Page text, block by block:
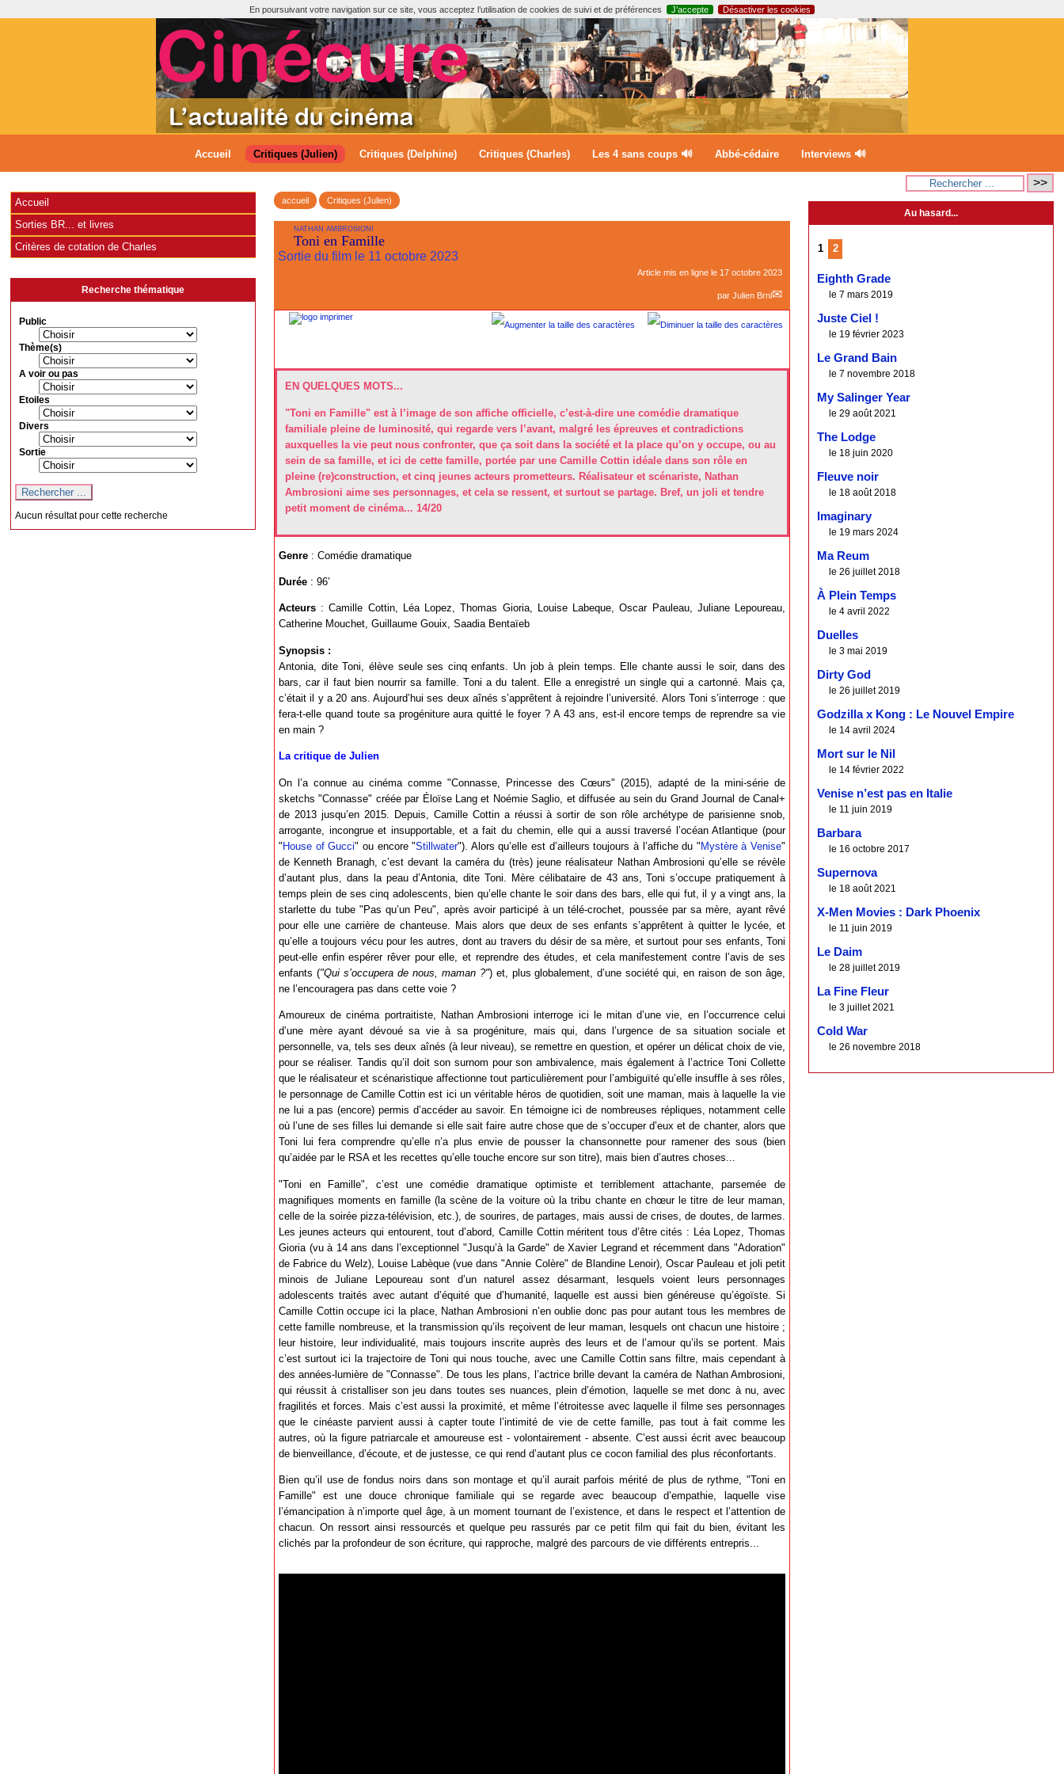
En poursuivant votre navigation sur ce site, vous acceptez l’utilisation de cookies de suivi et de préférences J’accepte Désactiver les cookies
Accueil Critiques (Julien) Critiques (Delphine) Critiques (Charles) Les 4 sans coups 🔊 Abbé-cédaire Interviews 🔊
accueil Critiques (Julien)
NATHAN AMBROSIONI
Toni en Famille
Sortie du film le 11 octobre 2023
Article mis en ligne le 17 octobre 2023
par Julien Brnl
EN QUELQUES MOTS...
"Toni en Famille" est à l’image de son affiche officielle, c’est-à-dire une comédie dramatique
familiale pleine de luminosité, qui regarde vers l’avant, malgré les épreuves et contradictions
auxquelles la vie peut nous confronter, que ça soit dans la société et la place qu’on y occupe, ou au
sein de sa famille, et ici de cette famille, portée par une Camille Cottin idéale dans son rôle en
pleine (re)construction, et cinq jeunes acteurs prometteurs. Réalisateur et scénariste, Nathan
Ambrosioni aime ses personnages, et cela se ressent, et surtout se partage. Bref, un joli et tendre
petit moment de cinéma... 14/20
Genre : Comédie dramatique
Durée : 96’
Acteurs : Camille Cottin, Léa Lopez, Thomas Gioria, Louise Labeque, Oscar Pauleau, Juliane Lepoureau,
Catherine Mouchet, Guillaume Gouix, Saadia Bentaïeb
Synopsis :
Antonia, dite Toni, élève seule ses cinq enfants. Un job à plein temps. Elle chante aussi le soir, dans des
bars, car il faut bien nourrir sa famille. Toni a du talent. Elle a enregistré un single qui a cartonné. Mais ça,
c’était il y a 20 ans. Aujourd’hui ses deux aînés s’apprêtent à rejoindre l’université. Alors Toni s’interroge : que
fera-t-elle quand toute sa progéniture aura quitté le foyer ? A 43 ans, est-il encore temps de reprendre sa vie
en main ?
La critique de Julien
On l’a connue au cinéma comme "Connasse, Princesse des Cœurs" (2015), adapté de la mini-série de
sketchs "Connasse" créée par Éloïse Lang et Noémie Saglio, et diffusée au sein du Grand Journal de Canal+
de 2013 jusqu’en 2015. Depuis, Camille Cottin a réussi à sortir de son rôle archétype de parisienne snob,
arrogante, incongrue et insupportable, et a fait du chemin, elle qui a aussi traversé l’océan Atlantique (pour
"House of Gucci" ou encore "Stillwater"). Alors qu’elle est d’ailleurs toujours à l’affiche du "Mystère à Venise"
de Kenneth Branagh, c’est devant la caméra du (très) jeune réalisateur Nathan Ambrosioni qu’elle se révèle
d’autant plus, dans la peau d’Antonia, dite Toni. Mère célibataire de 43 ans, Toni s’occupe pratiquement à
temps plein de ses cinq adolescents, bien qu’elle chante le soir dans des bars, elle qui fut, il y a vingt ans, la
starlette du tube "Pas qu’un Peu", après avoir participé à un télé-crochet, poussée par sa mère, ayant rêvé
pour elle une carrière de chanteuse. Mais alors que deux de ses enfants s’apprêtent à quitter le lycée, et
qu’elle a toujours vécu pour les autres, dont au travers du désir de sa mère, et surtout pour ses enfants, Toni
peut-elle enfin espérer rêver pour elle, et reprendre des études, et cela manifestement contre l’avis de ses
enfants ("Qui s’occupera de nous, maman ?") et, plus globalement, d’une société qui, en raison de son âge,
ne l’encouragera pas dans cette voie ?
Amoureux de cinéma portraitiste, Nathan Ambrosioni interroge ici le mitan d’une vie, en l’occurrence celui
d’une mère ayant dévoué sa vie à sa progéniture, mais qui, dans l’urgence de sa situation sociale et
personnelle, va, tels ses deux aînés (à leur niveau), se remettre en question, et opérer un délicat choix de vie,
pour se réaliser. Tandis qu’il doit son surnom pour son ambivalence, mais également à l’actrice Toni Collette
que le réalisateur et scénaristique affectionne tout particulièrement pour l’ambiguïté qu’elle insuffle à ses rôles,
le personnage de Camille Cottin est ici un véritable héros de quotidien, soit une maman, mais à laquelle la vie
ne lui a pas (encore) permis d’accéder au savoir. En témoigne ici de nombreuses répliques, notamment celle
où l’une de ses filles lui demande si elle sait faire autre chose que de s’occuper d’eux et de chanter, alors que
Toni lui fera comprendre qu’elle n’a plus envie de pousser la chansonnette pour ramener des sous (bien
qu’aidée par le RSA et les recettes qu’elle touche encore sur son titre), mais bien d’autres choses...
"Toni en Famille", c’est une comédie dramatique optimiste et terriblement attachante, parsemée de
magnifiques moments en famille (la scène de la voiture où la tribu chante en chœur le titre de leur maman,
celle de la soirée pizza-télévision, etc.), de sourires, de partages, mais aussi de crises, de doutes, de larmes.
Les jeunes acteurs qui entourent, tout d’abord, Camille Cottin méritent tous d’être cités : Léa Lopez, Thomas
Gioria (vu à 14 ans dans l’exceptionnel "Jusqu’à la Garde" de Xavier Legrand et récemment dans "Adoration"
de Fabrice du Welz), Louise Labèque (vue dans "Annie Colère" de Blandine Lenoir), Oscar Pauleau et joli petit
minois de Juliane Lepoureau sont d’un naturel assez désarmant, lesquels voient leurs personnages
adolescents traités avec autant d’équité que d’humanité, laquelle est aussi bien généreuse qu’égoïste. Si
Camille Cottin occupe ici la place, Nathan Ambrosioni n’en oublie donc pas pour autant tous les membres de
cette famille nombreuse, et la transmission qu’ils reçoivent de leur maman, lesquels ont chacun une histoire ;
leur histoire, leur individualité, mais toujours inscrite auprès des leurs et de l’amour qu’ils se portent. Mais
c’est surtout ici la trajectoire de Toni qui nous touche, avec une Camille Cottin sans filtre, mais cependant à
des années-lumière de "Connasse". De tous les plans, l’actrice brille devant la caméra de Nathan Ambrosioni,
qui réussit à cristalliser son jeu dans toutes ses nuances, plein d’émotion, laquelle se met donc à nu, avec
fragilités et forces. Mais c’est aussi la proximité, et même l’étroitesse avec laquelle il filme ses personnages
que le cinéaste parvient aussi à capter toute l’intimité de vie de cette famille, pas tout à fait comme les
autres, où la figure patriarcale et amoureuse est - volontairement - absente. C’est aussi écrit avec beaucoup
de bienveillance, d’écoute, et de justesse, ce qui rend d’autant plus ce cocon familial des plus réconfortants.
Bien qu’il use de fondus noirs dans son montage et qu’il aurait parfois mérité de plus de rythme, "Toni en
Famille" est une douce chronique familiale qui se regarde avec beaucoup d’empathie, laquelle vise
l’émancipation à n’importe quel âge, à un moment tournant de l’existence, et dans le respect et l’attention de
chacun. On ressort ainsi ressourcés et quelque peu rassurés par ce petit film qui fait du bien, évitant les
clichés par la profondeur de son écriture, qui rapproche, malgré des parcours de vie différents entrepris...
Accueil
Sorties BR... et livres
Critères de cotation de Charles
Recherche thématique
Public
Thème(s)
A voir ou pas
Etoiles
Divers
Sortie
Aucun résultat pour cette recherche
Au hasard...
1 2
Eighth Grade
le 7 mars 2019
Juste Ciel !
le 19 février 2023
Le Grand Bain
le 7 novembre 2018
My Salinger Year
le 29 août 2021
The Lodge
le 18 juin 2020
Fleuve noir
le 18 août 2018
Imaginary
le 19 mars 2024
Ma Reum
le 26 juillet 2018
À Plein Temps
le 4 avril 2022
Duelles
le 3 mai 2019
Dirty God
le 26 juillet 2019
Godzilla x Kong : Le Nouvel Empire
le 14 avril 2024
Mort sur le Nil
le 14 février 2022
Venise n’est pas en Italie
le 11 juin 2019
Barbara
le 16 octobre 2017
Supernova
le 18 août 2021
X-Men Movies : Dark Phoenix
le 11 juin 2019
Le Daim
le 28 juillet 2019
La Fine Fleur
le 3 juillet 2021
Cold War
le 26 novembre 2018